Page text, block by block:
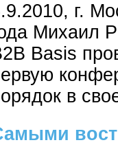
г.
Михаил
Basis
в